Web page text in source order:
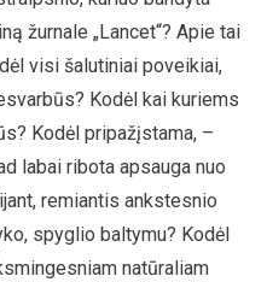
žurnale „Lancet“? Apie tai
visi šalutiniai poveikiai,
Kodėl kai kuriems
Kodėl pripažįstama, –
labai ribota apsauga nuo
remiantis ankstesnio
spyglio baltymu? Kodėl
natūraliam